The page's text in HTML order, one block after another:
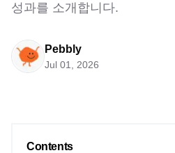
성과를 소개합니다.
Pebbly
Jul 01, 2026
Contents